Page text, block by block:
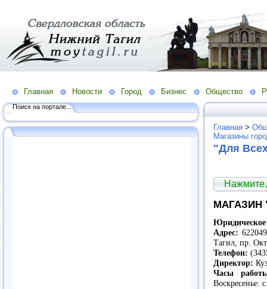
Главная Новости Город Бизнес Общество
Поиск на портале...
Главная >
Магазины
"Для
МАГАЗИН
Юридическое
Адрес:
Тагил, пр.
Телефон:
Директор:
Часы
Воскресенье: